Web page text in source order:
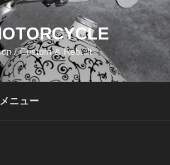
/ Custom & Rebuilt
メニュー